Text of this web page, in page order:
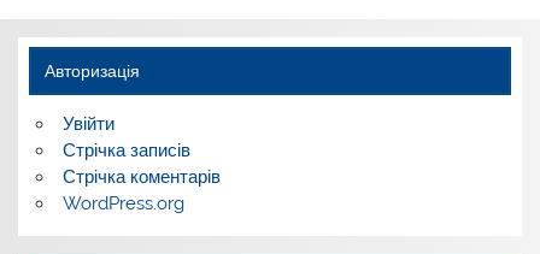
Авторизація
Увійти
Стрічка записів
Стрічка коментарів
WordPress.org